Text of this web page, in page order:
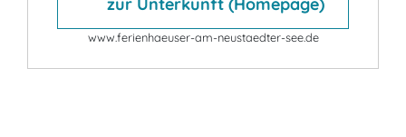
www.ferienhaeuser-am-neustaedter-see.de